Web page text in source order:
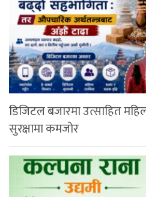
डिजिटल बजारमा उत्साहित
सुरक्षामा कमजोर